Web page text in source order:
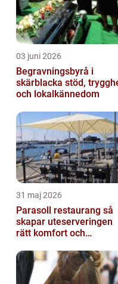
03 juni 2026
Begravningsbyrå i
skärblacka stöd, trygghet
och lokalkännedom
31 maj 2026
Parasoll restaurang så
skapar uteserveringen
rätt komfort och